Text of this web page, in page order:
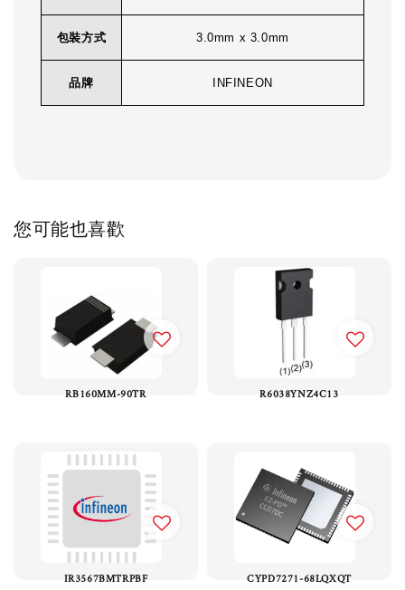
包裝方式 3.0mm x 3.0mm
品牌 INFINEON
您可能也喜歡
RB160MM-90TR R6038YNZ4C13
IR3567BMTRPBF CYPD7271-68LQXQT